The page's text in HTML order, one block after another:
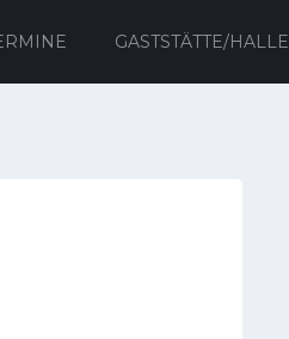
GASTSTÄTTE/HALLE